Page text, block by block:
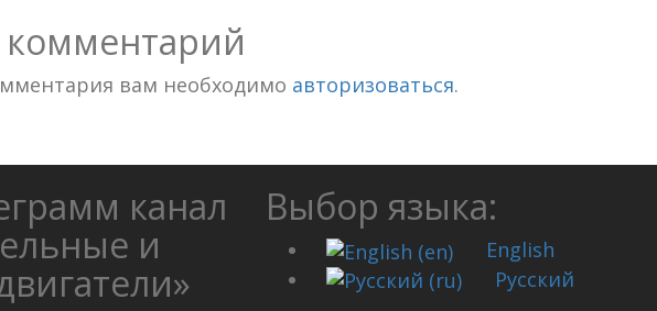
вам необходимо авторизоваться.
канал
и
Выбор языка:
English
Русский